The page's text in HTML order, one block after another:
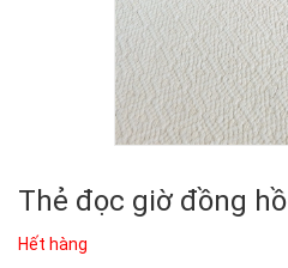
Thẻ đọc giờ đồng hồ
Hết hàng